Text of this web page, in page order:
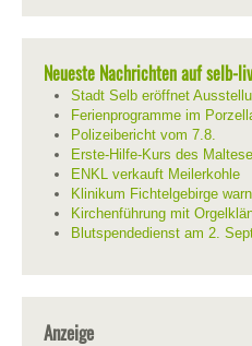
Neueste Nachrichten auf selb-
Stadt Selb eröffnet
Ferienprogramme im
Polizeibericht vom 7.8.
Erste-Hilfe-Kurs des
ENKL verkauft Meilerkohle
Klinikum Fichtelgebirge
Kirchenführung mit
Blutspendedienst am 2.
Anzeige